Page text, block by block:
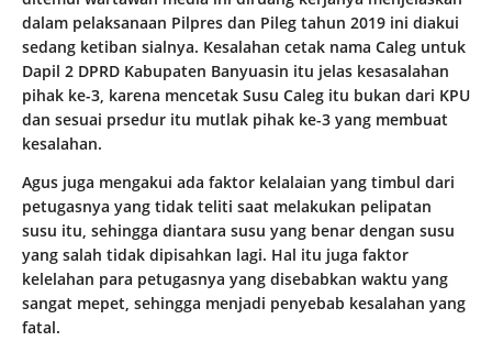
dalam pelaksanaan Pilpres dan Pileg tahun 2019 ini diakui
sedang ketiban sialnya. Kesalahan cetak nama Caleg untuk
Dapil 2 DPRD Kabupaten Banyuasin itu jelas kesasalahan
pihak ke-3, karena mencetak Susu Caleg itu bukan dari KPU
dan sesuai prsedur itu mutlak pihak ke-3 yang membuat
kesalahan.
Agus juga mengakui ada faktor kelalaian yang timbul dari
petugasnya yang tidak teliti saat melakukan pelipatan
susu itu, sehingga diantara susu yang benar dengan susu
yang salah tidak dipisahkan lagi. Hal itu juga faktor
kelelahan para petugasnya yang disebabkan waktu yang
sangat mepet, sehingga menjadi penyebab kesalahan yang
fatal.